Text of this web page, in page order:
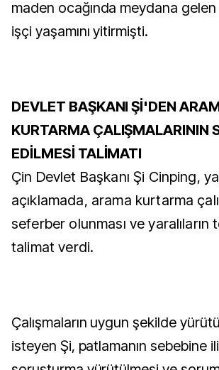
maden ocağında meydana
işçi yaşamını yitirmişti.
DEVLET BAŞKANI Şİ'DEN
KURTARMA ÇALIŞMALARININ
EDİLMESİ TALİMATI
Çin Devlet Başkanı Şi Cinping,
açıklamada, arama kurtarma
seferber olunması ve yaralıların
talimat verdi.
Çalışmaların uygun şekilde
isteyen Şi, patlamanın sebebine